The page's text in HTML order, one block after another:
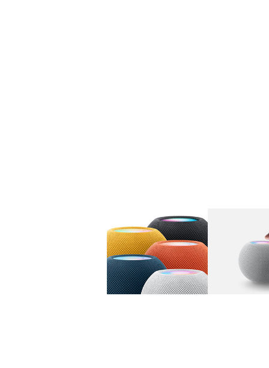
图库 图像 1